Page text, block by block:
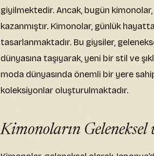
giyilmektedir. Ancak, bugün
kazanmıştır. Kimonolar, günlük
tasarlanmaktadır. Bu giysiler,
dünyasına taşıyarak, yeni bir stil ve
moda dünyasında önemli bir yere
koleksiyonlar oluşturulmaktadır.
Kimonoların